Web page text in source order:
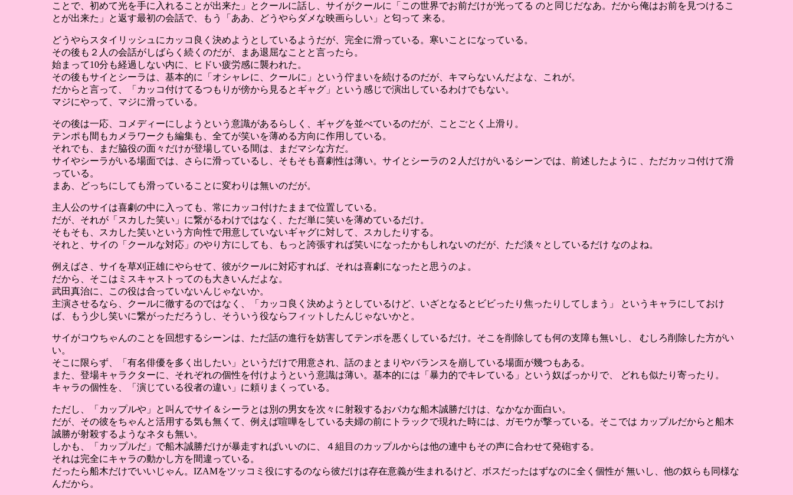
ことで、初めて光を手に入れることが出来た」とクールに話し、サイがクールに「この世界でお前だけが光ってる のと同じだなあ。だから俺はお前を見つけるこ
とが出来た」と返す最初の会話で、もう「ああ、どうやらダメな映画らしい」と匂って 来る。
どうやらスタイリッシュにカッコ良く決めようとしているようだが、完全に滑っている。寒いことになっている。
その後も２人の会話がしばらく続くのだが、まあ退屈なことと言ったら。
始まって10分も経過しない内に、ヒドい疲労感に襲われた。
その後もサイとシーラは、基本的に「オシャレに、クールに」という佇まいを続けるのだが、キマらないんだよな、これが。
だからと言って、「カッコ付けてるつもりが傍から見るとギャグ」という感じで演出しているわけでもない。
マジにやって、マジに滑っている。
その後は一応、コメディーにしようという意識があるらしく、ギャグを並べているのだが、ことごとく上滑り。
テンポも間もカメラワークも編集も、全てが笑いを薄める方向に作用している。
それでも、まだ脇役の面々だけが登場している間は、まだマシな方だ。
サイやシーラがいる場面では、さらに滑っているし、そもそも喜劇性は薄い。サイとシーラの２人だけがいるシーンでは、前述したように 、ただカッコ付けて滑
っている。
まあ、どっちにしても滑っていることに変わりは無いのだが。
主人公のサイは喜劇の中に入っても、常にカッコ付けたままで位置している。
だが、それが「スカした笑い」に繋がるわけではなく、ただ単に笑いを薄めているだけ。
そもそも、スカした笑いという方向性で用意していないギャグに対して、スカしたりする。
それと、サイの「クールな対応」のやり方にしても、もっと誇張すれば笑いになったかもしれないのだが、ただ淡々としているだけ なのよね。
例えばさ、サイを草刈正雄にやらせて、彼がクールに対応すれば、それは喜劇になったと思うのよ。
だから、そこはミスキャストってのも大きいんだよな。
武田真治に、この役は合っていないんじゃないか。
主演させるなら、クールに徹するのではなく、「カッコ良く決めようとしているけど、いざとなるとビビったり焦ったりしてしまう」 というキャラにしておけ
ば、もう少し笑いに繋がっただろうし、そういう役ならフィットしたんじゃないかと。
サイがコウちゃんのことを回想するシーンは、ただ話の進行を妨害してテンポを悪くしているだけ。そこを削除しても何の支障も無いし、 むしろ削除した方がい
い。
そこに限らず、「有名俳優を多く出したい」というだけで用意され、話のまとまりやバランスを崩している場面が幾つもある。
また、登場キャラクターに、それぞれの個性を付けようという意識は薄い。基本的には「暴力的でキレている」という奴ばっかりで、 どれも似たり寄ったり。
キャラの個性を、「演じている役者の違い」に頼りまくっている。
ただし、「カップルや」と叫んでサイ＆シーラとは別の男女を次々に射殺するおバカな船木誠勝だけは、なかなか面白い。
だが、その彼をちゃんと活用する気も無くて、例えば喧嘩をしている夫婦の前にトラックで現れた時には、ガモウが撃っている。そこでは カップルだからと船木
誠勝が射殺するようなネタも無い。
しかも、「カップルだ」で船木誠勝だけが暴走すればいいのに、４組目のカップルからは他の連中もその声に合わせて発砲する。
それは完全にキャラの動かし方を間違っている。
だったら船木だけでいいじゃん。IZAMをツッコミ役にするのなら彼だけは存在意義が生まれるけど、ボスだったはずなのに全く個性が 無いし、他の奴らも同様な
んだから。